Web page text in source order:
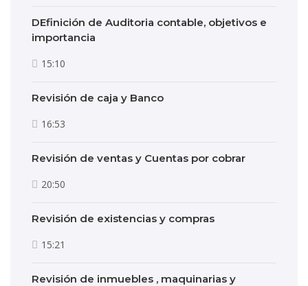
DEfinición de Auditoria contable, objetivos e
importancia
15:10
Revisión de caja y Banco
16:53
Revisión de ventas y Cuentas por cobrar
20:50
Revisión de existencias y compras
15:21
Revisión de inmuebles , maquinarias y